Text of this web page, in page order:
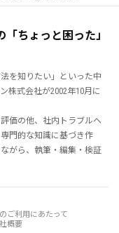
ちょっと困った」
を知りたい」といった中
株式会社が2002年10月に
価の他、社内トラブルへ
門的な知識に基づき作
がら、執筆・編集・検証
ご利用にあたって
概要